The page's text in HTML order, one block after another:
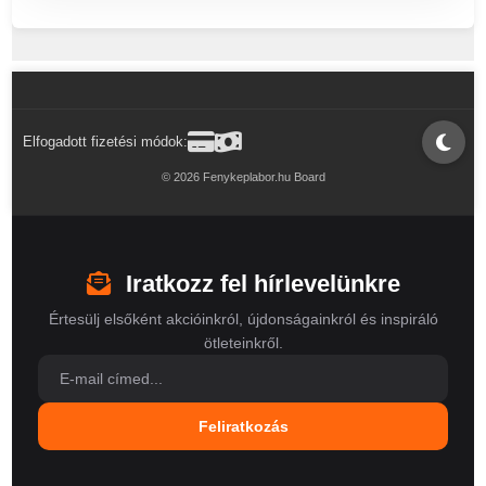
Elfogadott fizetési módok:
© 2026 Fenykeplabor.hu Board
Iratkozz fel hírlevelünkre
Értesülj elsőként akcióinkról, újdonságainkról és inspiráló
ötleteinkről.
Feliratkozás